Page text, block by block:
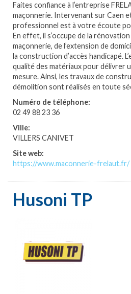
Faites confiance à l’entreprise
maçonnerie. Intervenant sur Caen
professionnel est à votre écoute
En effet, il s’occupe de la rénovation
maçonnerie, de l’extension de
la construction d’accès handicapé.
qualité des matériaux pour délivrer
mesure. Ainsi, les travaux de
démolition sont réalisés en toute
Numéro de téléphone:
02 49 88 23 36
Ville:
VILLERS CANIVET
Site web:
https://www.maconnerie-frelaut.fr/
Husoni TP